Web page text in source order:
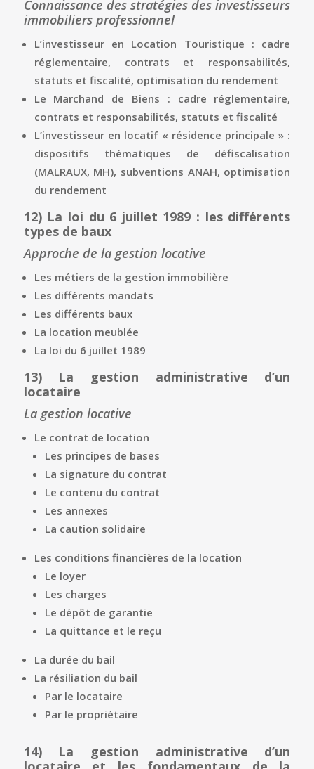
Connaissance des stratégies des investisseurs
immobiliers professionnel
L’investisseur en Location Touristique : cadre
réglementaire, contrats et responsabilités,
statuts et fiscalité, optimisation du rendement
Le Marchand de Biens : cadre réglementaire,
contrats et responsabilités, statuts et fiscalité
L’investisseur en locatif « résidence principale » :
dispositifs thématiques de défiscalisation
(MALRAUX, MH), subventions ANAH, optimisation
du rendement
12) La loi du 6 juillet 1989 : les différents
types de baux
Approche de la gestion locative
Les métiers de la gestion immobilière
Les différents mandats
Les différents baux
La location meublée
La loi du 6 juillet 1989
13) La gestion administrative d’un
locataire
La gestion locative
Le contrat de location
Les principes de bases
La signature du contrat
Le contenu du contrat
Les annexes
La caution solidaire
Les conditions financières de la location
Le loyer
Les charges
Le dépôt de garantie
La quittance et le reçu
La durée du bail
La résiliation du bail
Par le locataire
Par le propriétaire
14) La gestion administrative d’un